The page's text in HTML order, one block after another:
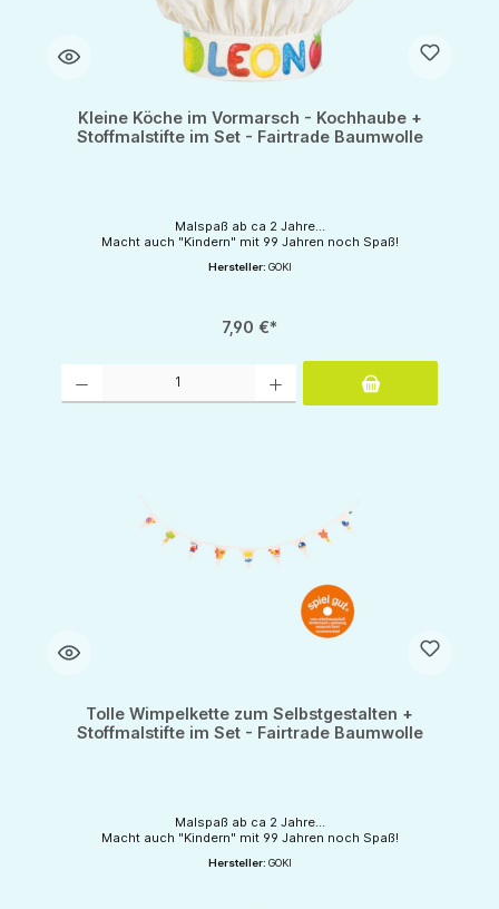
Kleine Köche im Vormarsch - Kochhaube +
Stoffmalstifte im Set - Fairtrade Baumwolle
Malspaß ab ca 2 Jahre...
Macht auch "Kindern" mit 99 Jahren noch Spaß!
Hersteller: GOKI
7,90 €*
Tolle Wimpelkette zum Selbstgestalten +
Stoffmalstifte im Set - Fairtrade Baumwolle
Malspaß ab ca 2 Jahre...
Macht auch "Kindern" mit 99 Jahren noch Spaß!
Hersteller: GOKI